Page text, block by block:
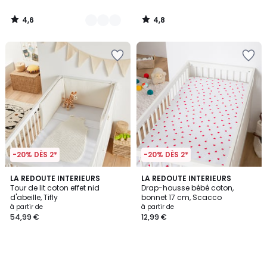
4,6
/
4,8
/
-20% DÈS 2*
LA REDOUTE INTERIEURS
Tour de lit coton effet nid
d'abeille, Tifly
à partir de
54,99 €
4,7
/ 5
2
Couleurs
-20% DÈS 2*
LA REDOUTE INTERIEURS
Drap-housse bébé coton,
bonnet 17 cm, Scacco
à partir de
12,99 €